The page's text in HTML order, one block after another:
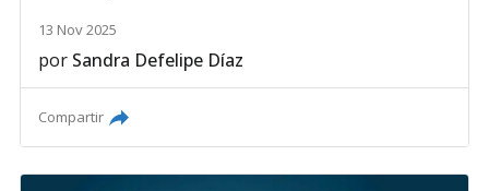
13 Nov 2025
por Sandra Defelipe Díaz
Compartir